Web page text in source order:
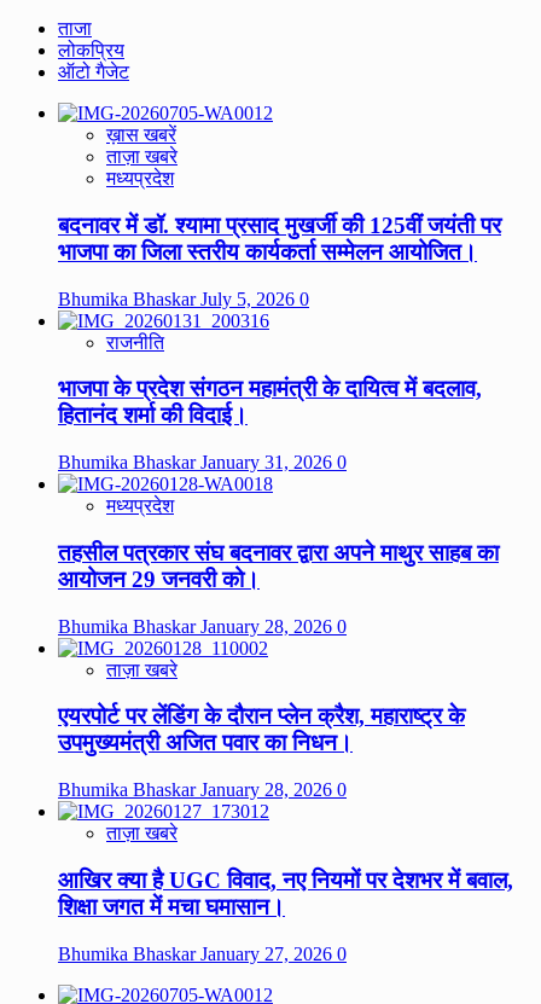
ताजा
लोकप्रिय
ऑटो गैजेट
ख़ास खबरें
ताज़ा खबरे
मध्यप्रदेश
बदनावर में डॉ. श्यामा प्रसाद मुखर्जी की 125वीं जयंती पर
भाजपा का जिला स्तरीय कार्यकर्ता सम्मेलन आयोजित।
Bhumika BhaskarJuly 5, 2026 0
राजनीति
भाजपा के प्रदेश संगठन महामंत्री के दायित्व में बदलाव,
हितानंद शर्मा की विदाई।
Bhumika BhaskarJanuary 31, 2026 0
मध्यप्रदेश
तहसील पत्रकार संघ बदनावर द्वारा अपने माथुर साहब का
आयोजन 29 जनवरी को।
Bhumika BhaskarJanuary 28, 2026 0
ताज़ा खबरे
एयरपोर्ट पर लेंडिंग के दौरान प्लेन क्रैश, महाराष्ट्र के
उपमुख्यमंत्री अजित पवार का निधन।
Bhumika BhaskarJanuary 28, 2026 0
ताज़ा खबरे
आखिर क्या है UGC विवाद, नए नियमों पर देशभर में बवाल,
शिक्षा जगत में मचा घमासान।
Bhumika BhaskarJanuary 27, 2026 0